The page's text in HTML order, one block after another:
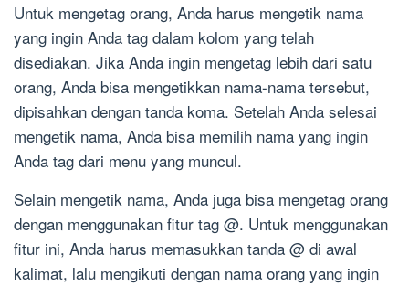
Untuk mengetag orang, Anda harus mengetik nama
yang ingin Anda tag dalam kolom yang telah
disediakan. Jika Anda ingin mengetag lebih dari satu
orang, Anda bisa mengetikkan nama-nama tersebut,
dipisahkan dengan tanda koma. Setelah Anda selesai
mengetik nama, Anda bisa memilih nama yang ingin
Anda tag dari menu yang muncul.
Selain mengetik nama, Anda juga bisa mengetag orang
dengan menggunakan fitur tag @. Untuk menggunakan
fitur ini, Anda harus memasukkan tanda @ di awal
kalimat, lalu mengikuti dengan nama orang yang ingin